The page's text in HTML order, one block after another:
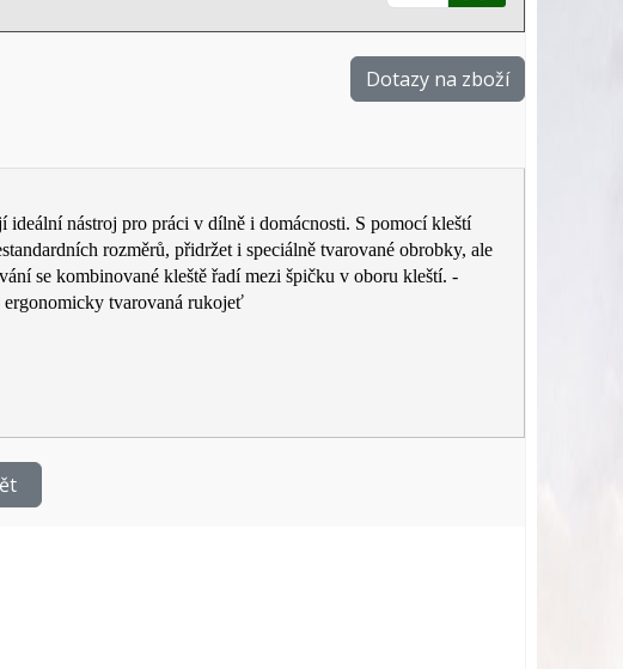
Dotazy na zboží
nástroj pro práci v dílně i domácnosti. S pomocí kleští
rozměrů, přidržet i speciálně tvarované obrobky, ale
se kombinované kleště řadí mezi špičku v oboru kleští. -
tvarovaná rukojeť